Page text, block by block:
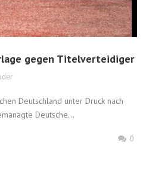
gegen Titelverteidiger
Deutschland unter Druck nach
Deutsche...
0